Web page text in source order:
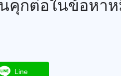
คุกต่อในข้อหาห
Line